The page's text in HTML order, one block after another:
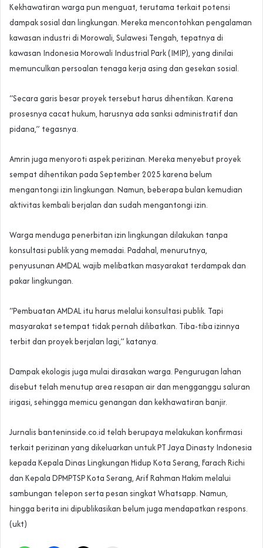
Kekhawatiran warga pun menguat, terutama terkait potensi
dampak sosial dan lingkungan. Mereka mencontohkan pengalaman
kawasan industri di Morowali, Sulawesi Tengah, tepatnya di
kawasan Indonesia Morowali Industrial Park (IMIP), yang dinilai
memunculkan persoalan tenaga kerja asing dan gesekan sosial.
“Secara garis besar proyek tersebut harus dihentikan. Karena
prosesnya cacat hukum, harusnya ada sanksi administratif dan
pidana,” tegasnya.
Amrin juga menyoroti aspek perizinan. Mereka menyebut proyek
sempat dihentikan pada September 2025 karena belum
mengantongi izin lingkungan. Namun, beberapa bulan kemudian
aktivitas kembali berjalan dan sudah mengantongi izin.
Warga menduga penerbitan izin lingkungan dilakukan tanpa
konsultasi publik yang memadai. Padahal, menurutnya,
penyusunan AMDAL wajib melibatkan masyarakat terdampak dan
pakar lingkungan.
“Pembuatan AMDAL itu harus melalui konsultasi publik. Tapi
masyarakat setempat tidak pernah dilibatkan. Tiba-tiba izinnya
terbit dan proyek berjalan lagi,” katanya.
Dampak ekologis juga mulai dirasakan warga. Pengurugan lahan
disebut telah menutup area resapan air dan mengganggu saluran
irigasi, sehingga memicu genangan dan kekhawatiran banjir.
Jurnalis banteninside.co.id telah berupaya melakukan konfirmasi
terkait perizinan yang dikeluarkan untuk PT Jaya Dinasty Indonesia
kepada Kepala Dinas Lingkungan Hidup Kota Serang, Farach Richi
dan Kepala DPMPTSP Kota Serang, Arif Rahman Hakim melalui
sambungan telepon serta pesan singkat Whatsapp. Namun,
hingga berita ini dipublikasikan belum juga mendapatkan respons.
(ukt)